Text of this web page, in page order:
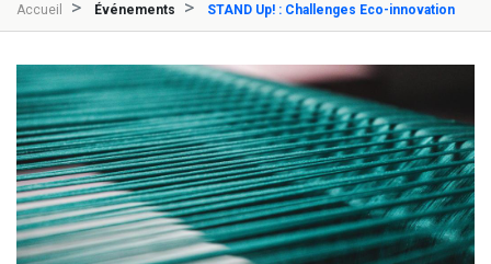
Accueil Événements STAND Up! : Challenges Eco-innovation